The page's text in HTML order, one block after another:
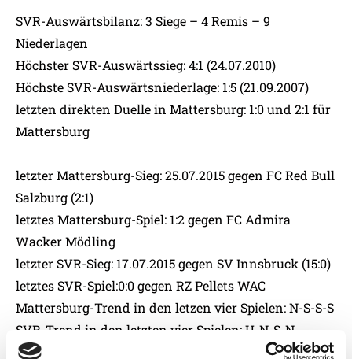
SVR-Auswärtsbilanz: 3 Siege – 4 Remis – 9
Niederlagen
Höchster SVR-Auswärtssieg: 4:1 (24.07.2010)
Höchste SVR-Auswärtsniederlage: 1:5 (21.09.2007)
letzten direkten Duelle in Mattersburg: 1:0 und 2:1 für
Mattersburg
letzter Mattersburg-Sieg: 25.07.2015 gegen FC Red Bull
Salzburg (2:1)
letztes Mattersburg-Spiel: 1:2 gegen FC Admira
Wacker Mödling
letzter SVR-Sieg: 17.07.2015 gegen SV Innsbruck (15:0)
letztes SVR-Spiel:0:0 gegen RZ Pellets WAC
Mattersburg-Trend in den letzen vier Spielen: N-S-S-S
SVR-Trend in den letzten vier Spielen: U-N-S-N